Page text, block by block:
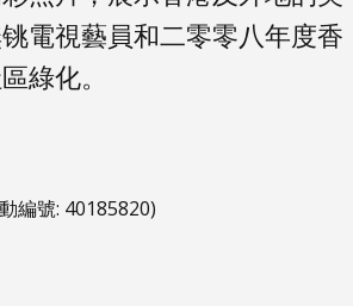
電視藝員和二零零八年度香
綠化。
編號: 40185820)